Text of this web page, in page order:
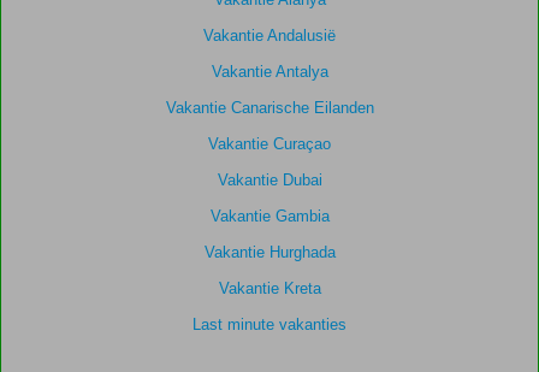
Vakantie Andalusië
Vakantie Antalya
Vakantie Canarische Eilanden
Vakantie Curaçao
Vakantie Dubai
Vakantie Gambia
Vakantie Hurghada
Vakantie Kreta
Last minute vakanties